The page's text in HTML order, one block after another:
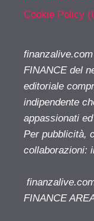
Cookie Policy
FINANCE del
editoriale
indipendente
appassionati
Per pubblicità,
collaborazioni:
FINANCE